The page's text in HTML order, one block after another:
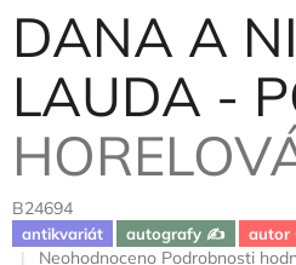
DANA A
LAUDA -
B24694
antikvariát autografy ✍️ autor
Průměrné
Neohodnoceno Podrobnosti